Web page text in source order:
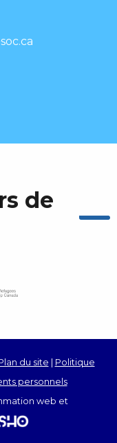
de
du site
Politique
personnels
web et